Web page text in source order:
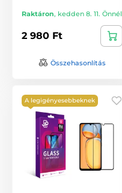
Raktáron, kedden 8. 11. Önnél
2 980 Ft
Összehasonlítás
A legigényesebbeknek